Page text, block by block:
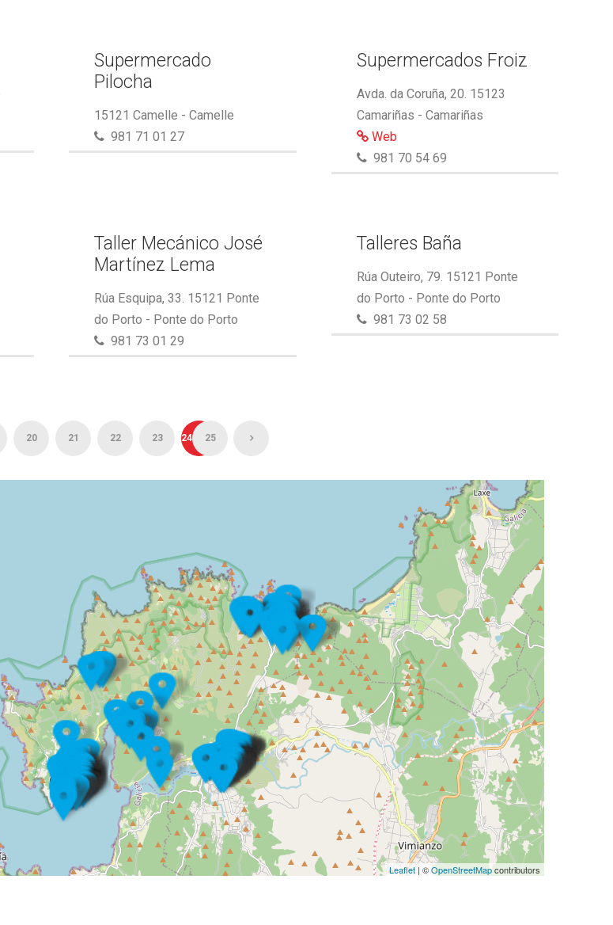
Supermercado
Pilocha
15121 Camelle - Camelle
981 71 01 27
Supermercados Froiz
Avda. da Coruña, 20. 15123
Camariñas - Camariñas
Web
981 70 54 69
Taller Mecánico José
Martínez Lema
Rúa Esquipa, 33. 15121 Ponte
do Porto - Ponte do Porto
981 73 01 29
Talleres Baña
Rúa Outeiro, 79. 15121 Ponte
do Porto - Ponte do Porto
981 73 02 58
20 21 22 23 24 25
Leaflet | ©OpenStreetMapcontributors